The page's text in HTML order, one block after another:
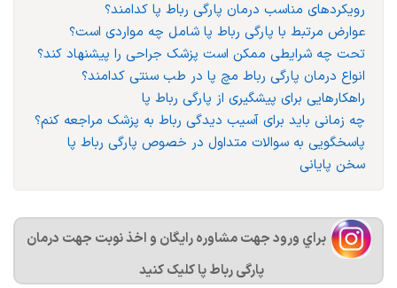
رویکردهای مناسب درمان پارگی رباط پا کدامند؟
عوارض مرتبط با پارگی رباط پا شامل چه مواردی است؟
تحت چه شرایطی ممکن است پزشک جراحی را پیشنهاد کند؟
انواع درمان پارگی رباط مچ پا در طب سنتی کدامند؟
راهکارهایی برای پیشگیری از پارگی رباط پا
چه زمانی باید برای آسیب دیدگی رباط به پزشک مراجعه کنم؟
پاسخگویی به سوالات متداول در خصوص پارگی رباط پا
سخن پایانی
براي ورود جهت مشاوره رايگان و اخذ نوبت جهت درمان
پارگی رباط پا کليک کنيد